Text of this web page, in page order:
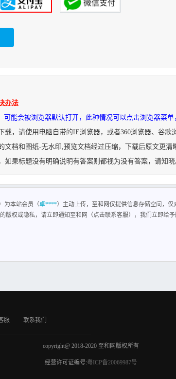
办法
可能会被浏览器默认打开，此种情况可以点击浏览器菜
载，请使用电脑自带的IE浏览器，或者360浏览器、谷歌
文档和图纸-无水印,预览文档经过压缩，下载后原文更清
如果标题没有明确说明有答案则都视为没有答案，请知晓
为本站会员（卓****）主动上传，至和网仅提供信息存储空间，
版权或隐私，请立即通知至和网（点击联系客服），我们立即给予
服 联系我们
copyright@ 2018-2020 至和网版权所有
经营许可证编号:粤ICP备20069987号